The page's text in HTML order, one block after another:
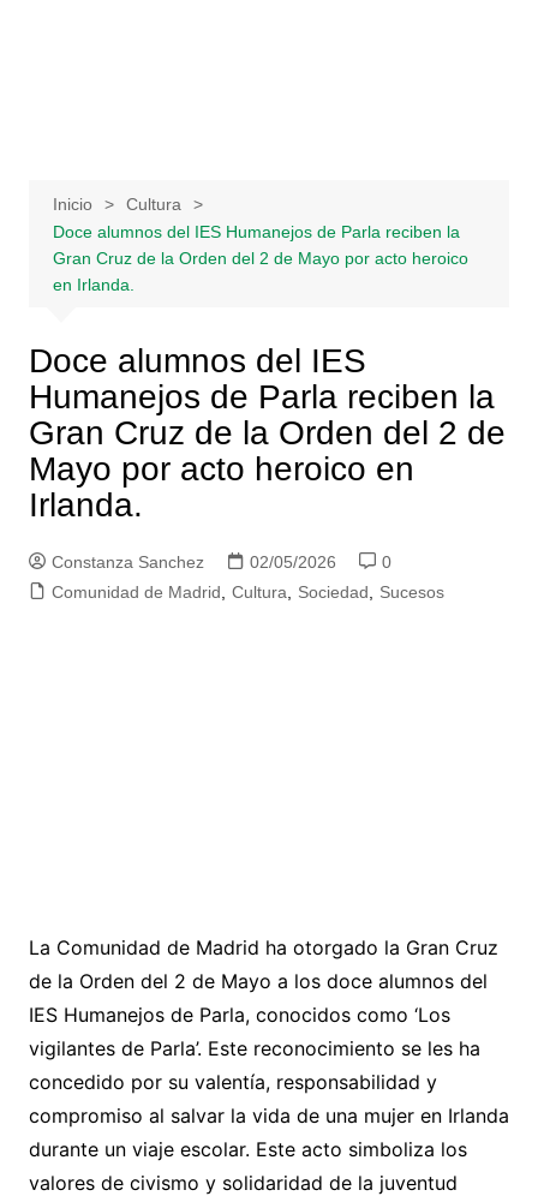
Inicio
Cultura
Doce alumnos del IES Humanejos de Parla reciben la
Gran Cruz de la Orden del 2 de Mayo por acto heroico
en Irlanda.
Doce alumnos del IES
Humanejos de Parla reciben la
Gran Cruz de la Orden del 2 de
Mayo por acto heroico en
Irlanda.
Constanza Sanchez 02/05/2026
0
Comunidad de Madrid
Cultura Sociedad Sucesos
La Comunidad de Madrid ha otorgado la Gran Cruz
de la Orden del 2 de Mayo a los doce alumnos del
IES Humanejos de Parla, conocidos como ‘Los
vigilantes de Parla’. Este reconocimiento se les ha
concedido por su valentía, responsabilidad y
compromiso al salvar la vida de una mujer en Irlanda
durante un viaje escolar. Este acto simboliza los
valores de civismo y solidaridad de la juventud